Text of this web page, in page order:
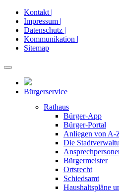
Kontakt |
Impressum |
Datenschutz |
Kommunikation |
Sitemap
Bürgerservice
Rathaus
Bürger-App
Bürger-Portal
Anliegen von A-
Die
Bürgermeister
Ortsrecht
Schiedsamt
Haushaltspläne